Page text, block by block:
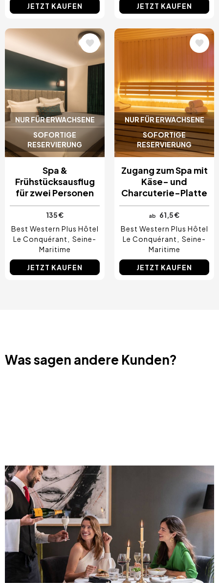
JETZT KAUFEN JETZT KAUFEN
NUR FÜR ERWACHSENE
SOFORTIGE
RESERVIERUNG
Bild
Spa &
Frühstücksausflug
für zwei Personen
135 €
Best Western Plus Hôtel
Le Conquérant
Seine-
Maritime
JETZT KAUFEN
NUR FÜR ERWACHSENE
SOFORTIGE
RESERVIERUNG
Bild
Zugang zum Spa mit
Käse- und
Charcuterie-Platte
ab
61,5 €
Best Western Plus Hôtel
Le Conquérant
Seine-
Maritime
JETZT KAUFEN
Was sagen andere Kunden?